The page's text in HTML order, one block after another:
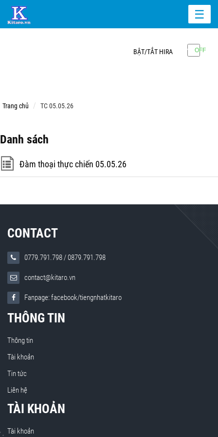
☰
BẬT/TẮT HIRA
Trang chủ TC 05.05.26
Danh sách
Đàm thoại thực chiến 05.05.26
CONTACT
0779.791.798/0879.791.798
contact@kitaro.vn
Fanpage: facebook/tiengnhatkitaro
THÔNG TIN
Thông tin
Tài khoản
Tin tức
Liên hệ
TÀI KHOẢN
Tài khoản